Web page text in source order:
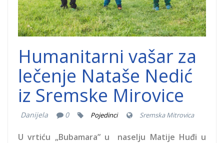
Humanitarni vašar za
lečenje Nataše Nedić
iz Sremske Mirovice
Danijela 0 Pojedinci Sremska Mitrovica
U vrtiću „Bubamara” u naselju Matije Huđi u